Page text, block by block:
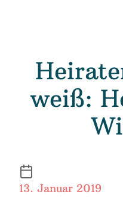
weiß:
13. Januar 2019